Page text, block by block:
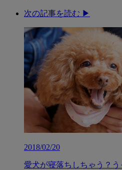
次の記事を読む ▶︎
2018/02/20
愛犬が寝落ちしちゃう？